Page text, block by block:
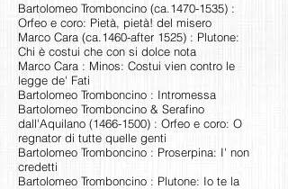
Bartolomeo Tromboncino (ca.1470-1535) :
Orfeo e coro: Pietà, pietà! del misero
Marco Cara (ca.1460-after 1525) : Plutone:
Chi è costui che con si dolce nota
Marco Cara : Minos: Costui vien contro le
legge de' Fati
Bartolomeo Tromboncino : Intromessa
Bartolomeo Tromboncino & Serafino
dall'Aquilano (1466-1500) : Orfeo e coro: O
regnator di tutte quelle genti
Bartolomeo Tromboncino : Proserpina: I' non
credetti
Bartolomeo Tromboncino : Plutone: Io te la